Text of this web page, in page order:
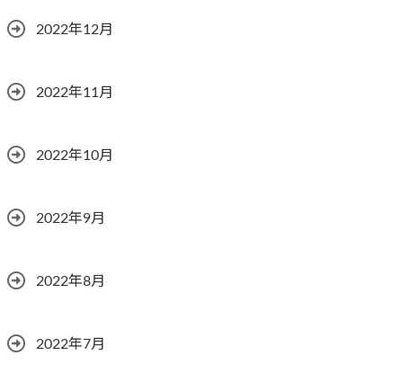
2022年12月
2022年11月
2022年10月
2022年9月
2022年8月
2022年7月